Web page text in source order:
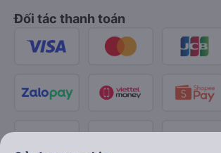
Đối tác thanh toán